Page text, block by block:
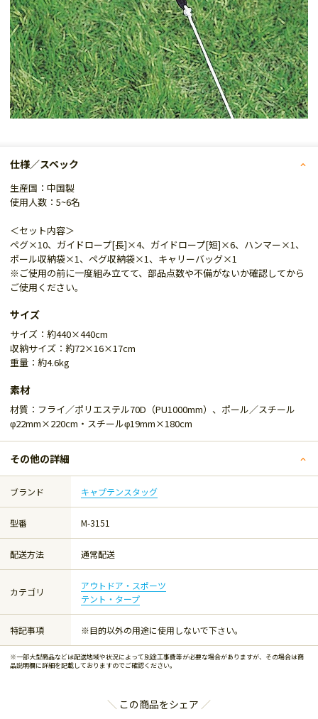
仕様／スペック
生産国：中国製
使用人数：5~6名
＜セット内容＞
ペグ×10、ガイドロープ[長]×4、ガイドロープ[短]×6、ハンマー×1、
ポール収納袋×1、ペグ収納袋×1、キャリーバッグ×1
※ご使用の前に一度組み立てて、部品点数や不備がないか確認してから
ご使用ください。
サイズ
サイズ：約440×440cm
収納サイズ：約72×16×17cm
重量：約4.6kg
素材
材質：フライ／ポリエステル70D（PU1000mm）、ポール／スチール
φ22mm×220cm・スチールφ19mm×180cm
その他の詳細
ブランド キャプテンスタッグ
型番 M-3151
配送方法 通常配送
カテゴリ
アウトドア・スポーツ
テント・タープ
特記事項 ※目的以外の用途に使用しないで下さい。
※一部大型商品などは配送地域や状況によって別途工事費等が必要な場合がありますが、その場合は商
品説明欄に詳細を記載しておりますのでご確認ください。
この商品をシェア